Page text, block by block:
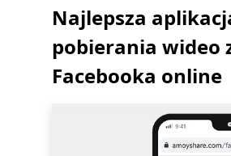
Najlepsza
pobierania wideo
Facebooka online